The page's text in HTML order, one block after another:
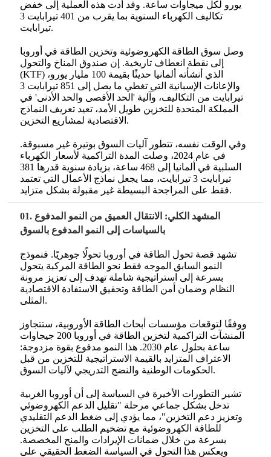
يورو لكل ميجاوات ساعة. وقد أدت هذه العملية إلى خفض
تكاليف الكهرباء السنوية بما يقرب من 401 تيرابايت 3
تيرابايت.
وصل سوق الطاقة الكهروضوئية وتخزين الطاقة في أوروبا
إلى نقطة انعطاف تاريخية. إن صندوق المناخ والتحول
(KTF) الذي أنشأته ألمانيا حديثًا بقيمة 100 مليار يورو،
والإعانات الإسبانية التي تغطي ما يصل إلى 851 تيرابايت 3
تيرابايت من التكاليف، وآلية 'الحد الأقصى والحد الأدنى' في
المملكة المتحدة للتخزين طويل الأمد، تعيد تعريف النماذج
الاقتصادية لمشاريع التخزين.
وفي الوقت نفسه، تتطور آليات السوق بوتيرة غير مسبوقة.
في عام 2024، وصلت المدة التراكمية لأسعار الكهرباء
السلبية في ألمانيا إلى 468 ساعة، بزيادة سنوية قدرها 381
تيرابايت 3 تيرابايت، مما يجعل نماذج الأعمال التي تعتمد
فقط على المراجحة البسيطة غير مقبولة بشكل متزايد.
01. المشهد الكلي: الانتقال العميق من النمو المدفوع
بالسياسات إلى النمو المدفوع بالسوق
تشهد قصة تحول الطاقة في أوروبا تحولًا جوهريًا. فنموذج
النمو السابق الموجه فقط نحو الطاقة المركبة يتحول
بسرعة إلى استراتيجية شاملة تهدف إلى تعزيز مرونة
النظام وضمان أمن الطاقة وتحقيق الاستفادة الاقتصادية
المثلى.
ووفقًا لتوقعات مؤسسات أبحاث الطاقة الأوروبية، ستتجاوز
المنشآت التراكمية لتخزين الطاقة في أوروبا 200 جيجاوات
ساعة بحلول عام 2030. هذا النمو مدفوع بقوة مزدوجة:
الاعتراف المتزايد بالقيمة الاستراتيجية للتخزين من قبل
الحكومات الوطنية والنضج التدريجي لآليات السوق.
تشير التطورات الأخيرة في السياسة إلى أن أوروبا الغربية
تدخل بشكل جماعي مرحلة "تقليل الدعم الكهروضوئي
وتعزيز دعم التخزين"، مما يؤدي إلى ضغط الدعم التقليدي
للطاقة الكهروضوئية مع تضخيم الطلب على التخزين
بسرعة من خلال ضمانات الإيرادات والمنح المخصصة.
ويعكس هذا التحول في السياسة الضغط الحقيقي على